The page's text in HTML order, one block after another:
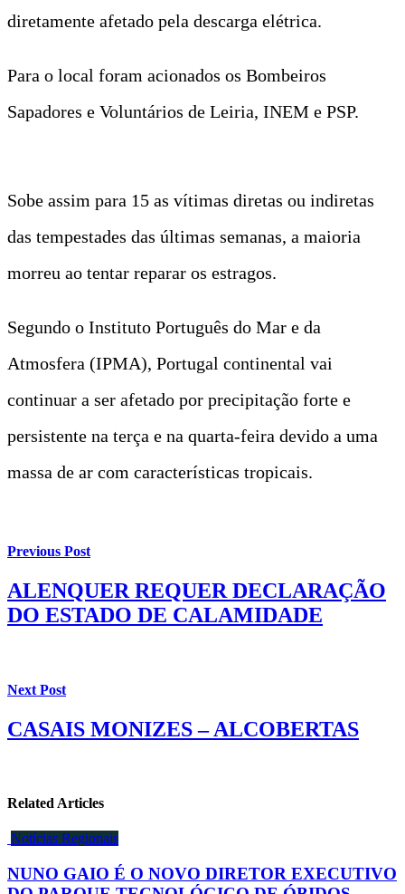
diretamente afetado pela descarga elétrica.
Para o local foram acionados os Bombeiros
Sapadores e Voluntários de Leiria, INEM e PSP.
Sobe assim para 15 as vítimas diretas ou indiretas
das tempestades das últimas semanas, a maioria
morreu ao tentar reparar os estragos.
Segundo o Instituto Português do Mar e da
Atmosfera (IPMA), Portugal continental vai
continuar a ser afetado por precipitação forte e
persistente na terça e na quarta-feira devido a uma
massa de ar com características tropicais.
Previous Post
ALENQUER REQUER DECLARAÇÃO
DO ESTADO DE CALAMIDADE
Next Post
CASAIS MONIZES – ALCOBERTAS
Related Articles
Notícias Regionais
NUNO GAIO É O NOVO DIRETOR EXECUTIVO